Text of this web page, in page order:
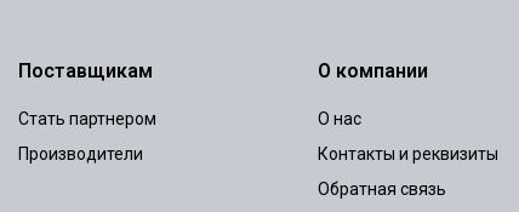
Поставщикам
Стать партнером
Производители
О компании
О нас
Контакты и реквизиты
Обратная связь